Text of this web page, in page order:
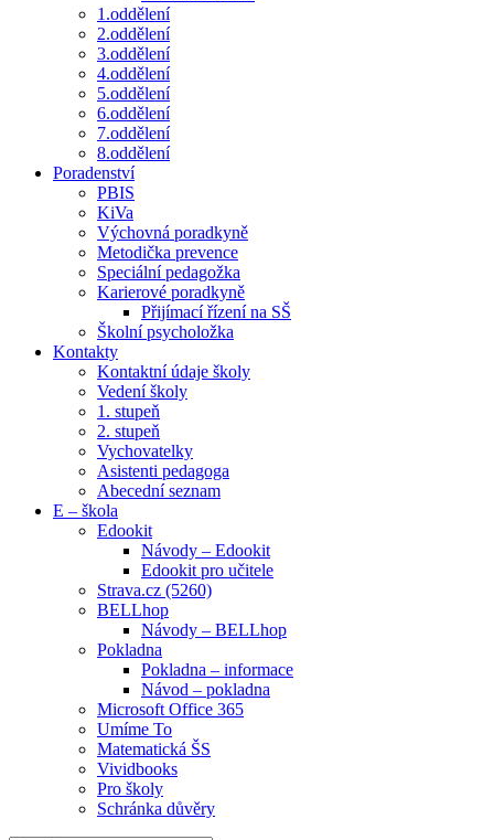
1.oddělení
2.oddělení
3.oddělení
4.oddělení
5.oddělení
6.oddělení
7.oddělení
8.oddělení
Poradenství
PBIS
KiVa
Výchovná poradkyně
Metodička prevence
Speciální pedagožka
Karierové poradkyně
Přijímací řízení na SŠ
Školní psycholožka
Kontakty
Kontaktní údaje školy
Vedení školy
1. stupeň
2. stupeň
Vychovatelky
Asistenti pedagoga
Abecední seznam
E – škola
Edookit
Návody – Edookit
Edookit pro učitele
Strava.cz (5260)
BELLhop
Návody – BELLhop
Pokladna
Pokladna – informace
Návod – pokladna
Microsoft Office 365
Umíme To
Matematická ŠS
Vividbooks
Pro školy
Schránka důvěry